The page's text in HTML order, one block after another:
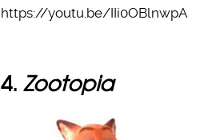
https://youtu.be/IIi0OBlnwpA
4. Zootopia